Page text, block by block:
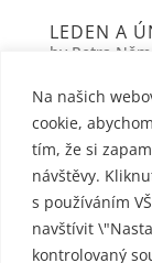
Na našich
cookie,
tím, že si
návštěvy.
s používáním
navštívit
kontrolovaný
LEDEN A
by Petra
Jak jsme
podívat v
prázdnin jsme
pomoci
pár dní